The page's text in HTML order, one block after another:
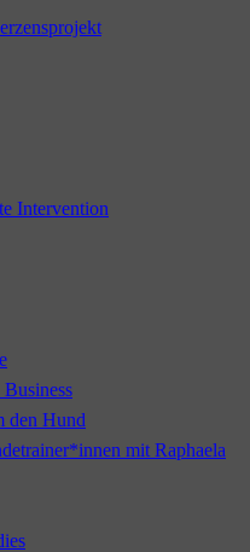
Intervention
den Hund
mit Raphaela